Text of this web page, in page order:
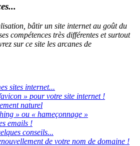
bâtir un site internet au goût du
compétences très différentes et surtout
sur ce site les arcanes de
sites internet...
» pour votre site internet !
naturel
» ou « hameçonnage »
emails !
conseils...
de votre nom de domaine !